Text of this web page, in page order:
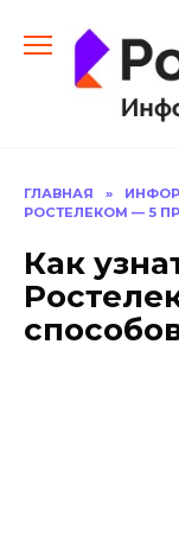
содержанию
ГЛАВНАЯ »
РОСТЕЛЕКОМ — 5
Как